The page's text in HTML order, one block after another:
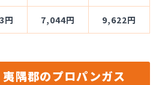
円 7,044円 9,622円
夷隅郡のプロパンガス